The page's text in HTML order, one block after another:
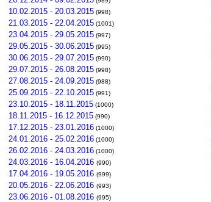
10.02.2015 - 20.03.2015 (998)
21.03.2015 - 22.04.2015 (1001)
23.04.2015 - 29.05.2015 (997)
29.05.2015 - 30.06.2015 (995)
30.06.2015 - 29.07.2015 (990)
29.07.2015 - 26.08.2015 (998)
27.08.2015 - 24.09.2015 (988)
25.09.2015 - 22.10.2015 (991)
23.10.2015 - 18.11.2015 (1000)
18.11.2015 - 16.12.2015 (990)
17.12.2015 - 23.01.2016 (1000)
24.01.2016 - 25.02.2016 (1000)
26.02.2016 - 24.03.2016 (1000)
24.03.2016 - 16.04.2016 (990)
17.04.2016 - 19.05.2016 (999)
20.05.2016 - 22.06.2016 (993)
23.06.2016 - 01.08.2016 (995)